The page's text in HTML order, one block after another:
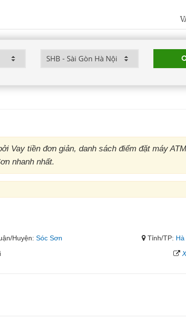
Vay tiền đơn giản, danh sách điểm đặt máy
nhanh nhất.
Huyện: Sóc Sơn Tỉnh/TP: